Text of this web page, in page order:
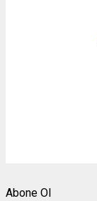
Abone Ol